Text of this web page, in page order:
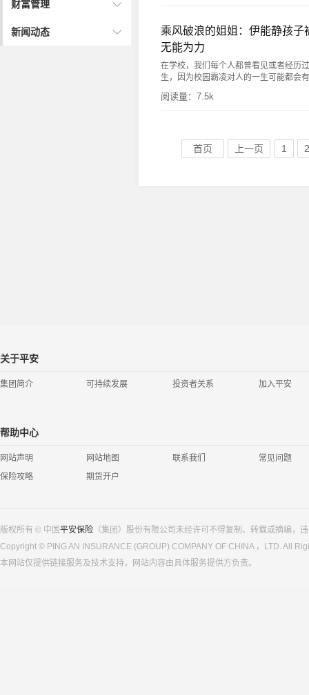
财富管理
新闻动态
乘风破浪的姐姐：伊能静孩
无能为力
在学校，我们每个人都曾看见或者经历
生，因为校园霸凌对人的一生可能都会
阅读量： 7.5k
首页 上一页 1 2
关于平安
集团简介 可持续发展 投资者关系 加入平安
帮助中心
网站声明 网站地图 联系我们
常见问题
保险攻略
期货开户
版权所有 © 中国平安保险 （集团）股份有限公司未经许可不得复制、转载或摘编，
Copyright © PING AN INSURANCE (GROUP) COMPANY OF CHINA ，LTD. All
本网站仅提供链接服务及技术支持，网站内容由具体服务提供方负责。